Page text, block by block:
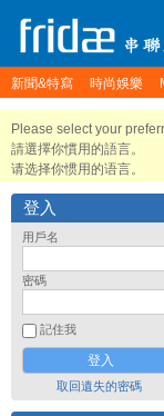
新聞&特寫 時尚娛樂
Please select your
請選擇你慣用的語言。
请选择你惯用的语言。
登入
用戶名
密碼
記住我
取回遺失的密碼